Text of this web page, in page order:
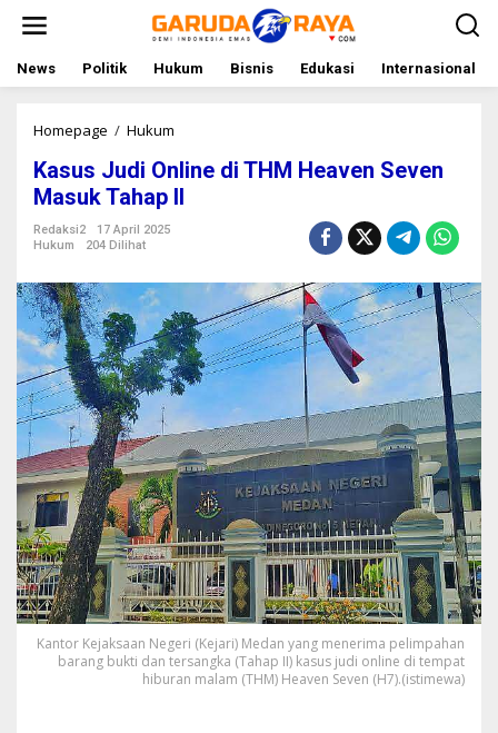
t
News Politik Hukum Bisnis Edukasi Internasional
Homepage / Hukum
s
u
s
O
n
l
i
n
d
i
T
H
M
H
e
a
v
e
n
S
e
v
Kasus Judi Online di THM Heaven Seven
Masuk Tahap II
Redaksi2
17 April 2025
Hukum
204 Dilihat
Kantor Kejaksaan Negeri (Kejari) Medan yang menerima pelimpahan
barang bukti dan tersangka (Tahap II) kasus judi online di tempat
hiburan malam (THM) Heaven Seven (H7).(istimewa)